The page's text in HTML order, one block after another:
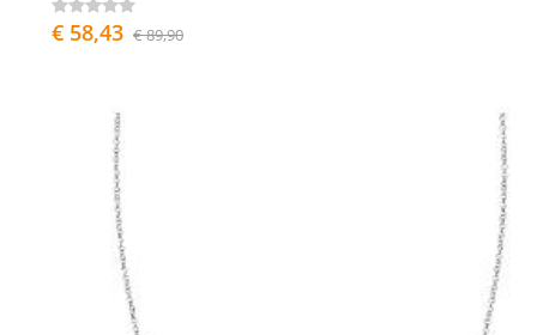
€ 58,43 € 89,90